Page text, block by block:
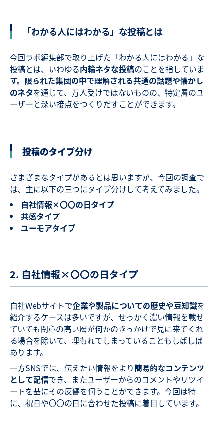
「わかる人にはわかる」な投稿とは
今回ラボ編集部で取り上げた「わかる人にはわかる」な
投稿とは、いわゆる内輪ネタな投稿のことを指していま
す。 限られた集団の中で理解される共通の話題や懐かし
のネタを通じて、万人受けではないものの、特定層のユ
ーザーと深い接点をつくりだすことができます。
投稿のタイプ分け
さまざまなタイプがあるとは思いますが、今回の調査で
は、主に以下の三つにタイプ分けして考えてみました。
自社情報×〇〇の日タイプ
共感タイプ
ユーモアタイプ
2. 自社情報×〇〇の日タイプ
自社Webサイトで企業や製品についての歴史や豆知識を
紹介するケースは多いですが、せっかく濃い情報を載せ
ていても関心の高い層が何かのきっかけで見に来てくれ
る場合を除いて、埋もれてしまっていることもしばしば
あります。
一方SNSでは、伝えたい情報をより簡易的なコンテンツ
として配信でき、またユーザーからのコメントやリツイ
ートを基にその反響を伺うことができます。今回は特
に、祝日や〇〇の日に合わせた投稿に着目しています。